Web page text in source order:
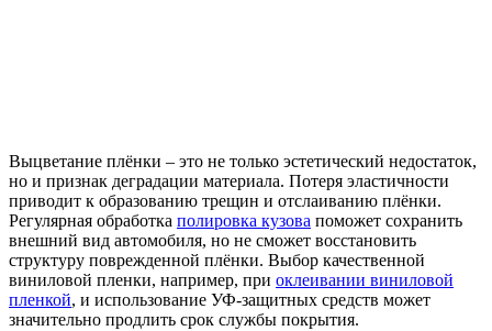
Выцветание плёнки – это не только эстетический недостаток,
но и признак деградации материала. Потеря эластичности
приводит к образованию трещин и отслаиванию плёнки.
Регулярная обработка полировка кузова поможет сохранить
внешний вид автомобиля, но не сможет восстановить
структуру поврежденной плёнки. Выбор качественной
виниловой пленки, например, при оклеивании виниловой
пленкой, и использование УФ-защитных средств может
значительно продлить срок службы покрытия.